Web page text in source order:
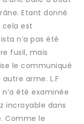
Etant donné
cela est
n’a pas été
fusil, mais
le communiqué
autre arme. L.F
été examinée
incroyable dans
Comme le